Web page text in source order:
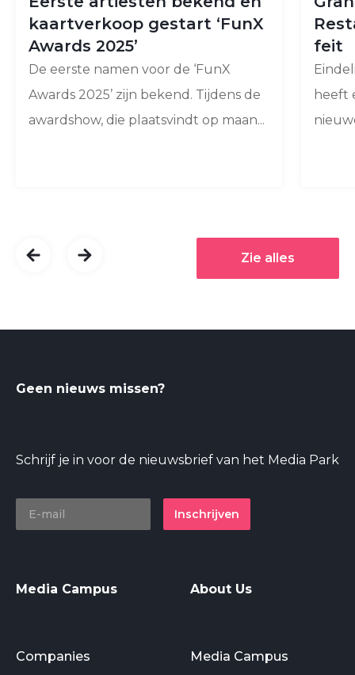
kaartverkoop gestart ‘FunX
Awards 2025’
De eerste namen voor de ‘FunX
Awards 2025’ zijn bekend. Tijdens de
awardshow, die plaatsvindt op maan...
feit
heeft
Zie alles
Geen nieuws missen?
Schrijf je in voor de nieuwsbrief van het Media Park
Inschrijven
Media Campus
Companies
About Us
Media Campus